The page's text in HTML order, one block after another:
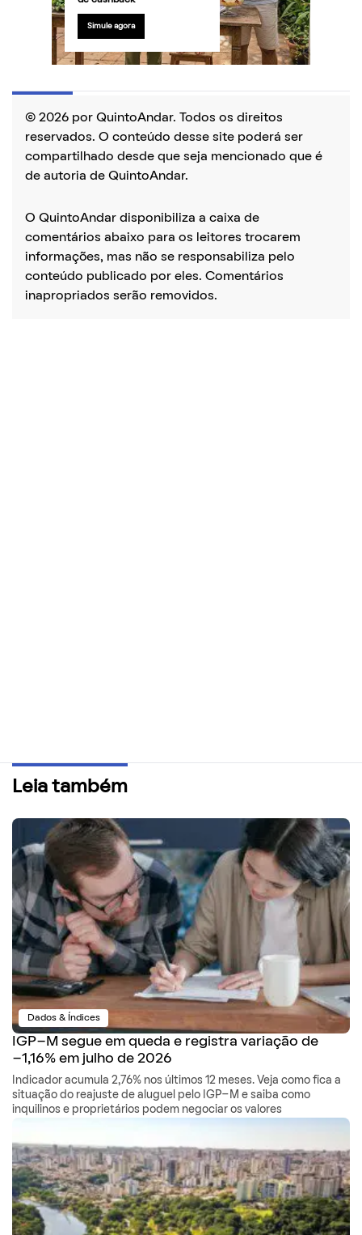
Simule agora
© 2026 por QuintoAndar. Todos os direitos
reservados. O conteúdo desse site poderá ser
compartilhado desde que seja mencionado que é
de autoria de QuintoAndar.
O QuintoAndar disponibiliza a caixa de
comentários abaixo para os leitores trocarem
informações, mas não se responsabiliza pelo
conteúdo publicado por eles. Comentários
inapropriados serão removidos.
Leia também
Dados & Índices
IGP-M segue em queda e registra variação de
-1,16% em julho de 2026
Indicador acumula 2,76% nos últimos 12 meses. Veja como fica a
situação do reajuste de aluguel pelo IGP-M e saiba como
inquilinos e proprietários podem negociar os valores